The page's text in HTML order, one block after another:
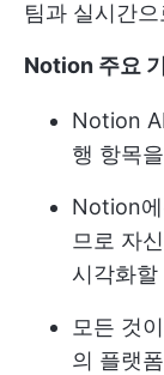
팀과 실시간
Notion 주요
Notion
행 항목
Notion에
므로 자
시각화할
모든 것
의 플랫